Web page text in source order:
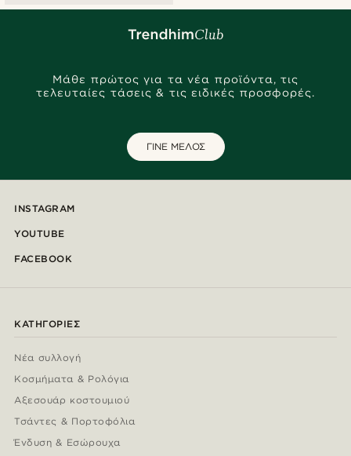
Μάθε πρώτος για τα νέα προϊόντα, τις
τελευταίες τάσεις & τις ειδικές προσφορές.
ΓΙΝΕ ΜΕΛΟΣ
INSTAGRAM
YOUTUBE
FACEBOOK
ΚΑΤΗΓΟΡΊΕΣ
Νέα συλλογή
Κοσμήματα & Ρολόγια
Αξεσουάρ κοστουμιού
Τσάντες & Πορτοφόλια
Ένδυση & Εσώρουχα